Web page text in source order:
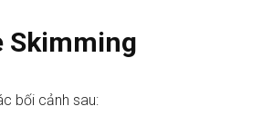
Skimming
bối cảnh sau: